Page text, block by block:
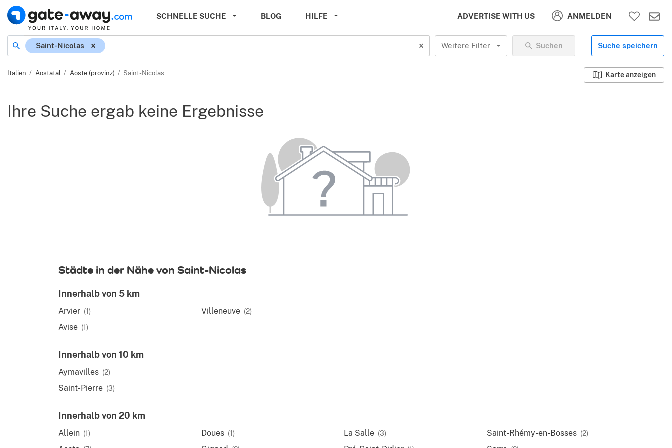
SCHNELLE SUCHE BLOG HILFE ADVERTISE WITH US ANMELDEN
Ort
Saint-Nicolas Weitere Filter Suchen Suche speichern
Italien Aostatal Aoste (provinz) Saint-Nicolas Karte anzeigen
Ihre Suche ergab keine Ergebnisse
Städte in der Nähe von Saint-Nicolas
Innerhalb von 5 km
Arvier (1)
Avise (1)
Villeneuve (2)
Innerhalb von 10 km
Aymavilles (2)
Saint-Pierre (3)
Innerhalb von 20 km
Allein (1) Doues (1) La Salle (3) Saint-Rhémy-en-Bosses (2)